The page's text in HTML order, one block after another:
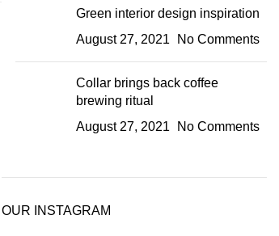
Green interior design inspiration
August 27, 2021
No Comments
Collar brings back coffee
brewing ritual
August 27, 2021
No Comments
OUR INSTAGRAM